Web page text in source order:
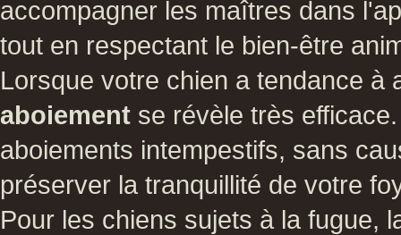
accompagner les maîtres dans
tout en respectant le bien-être
Lorsque votre chien a tendance
aboiement se révèle très
aboiements intempestifs, sans
préserver la tranquillité de votre
Pour les chiens sujets à la fugue,